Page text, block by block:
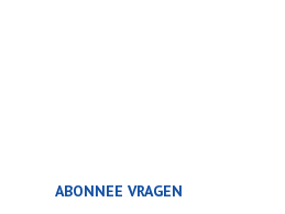
ABONNEE VRAGEN